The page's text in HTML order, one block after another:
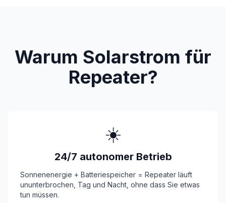
Warum Solarstrom für
Repeater?
☀️
24/7 autonomer Betrieb
Sonnenenergie + Batteriespeicher = Repeater läuft
ununterbrochen, Tag und Nacht, ohne dass Sie etwas
tun müssen.